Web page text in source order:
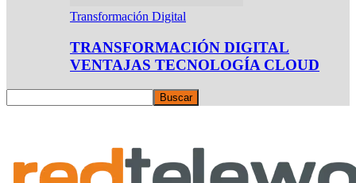
Transformación Digital
TRANSFORMACIÓN DIGITAL
VENTAJAS TECNOLOGÍA CLOUD